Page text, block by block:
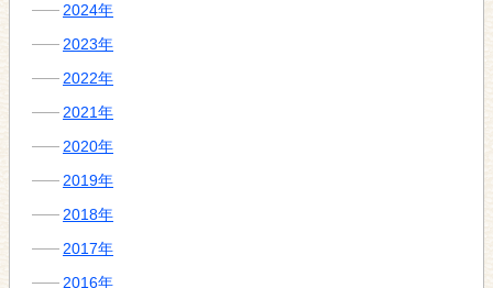
2024年
2023年
2022年
2021年
2020年
2019年
2018年
2017年
2016年